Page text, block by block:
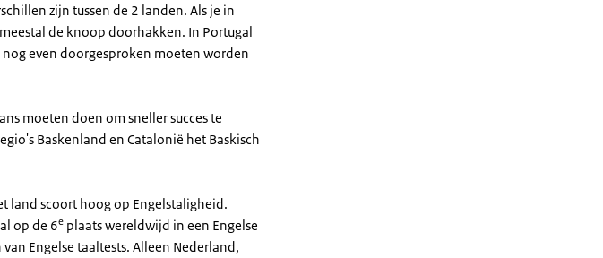
zijn tussen de 2 landen. Als je in
de knoop doorhakken. In Portugal
even doorgesproken moeten worden
moeten doen om sneller succes te
Baskenland en Catalonië het Baskisch
land scoort hoog op Engelstaligheid.
op de 6e plaats wereldwijd in een Engelse
Engelse taaltests. Alleen Nederland,